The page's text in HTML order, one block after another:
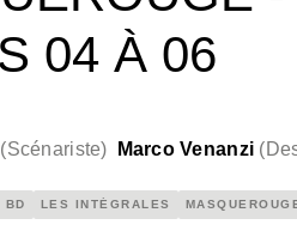
04 À 06
(Scénariste) Marco Venanzi (
BD LES INTÉGRALES